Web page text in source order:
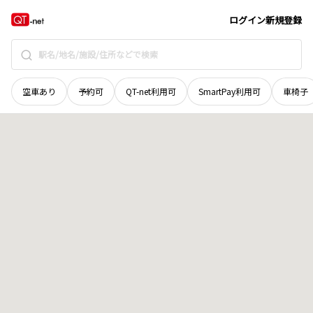
ログイン新規登録
空車あり 予約可 QT-net利用可 SmartPay利用可 車椅子
北海道